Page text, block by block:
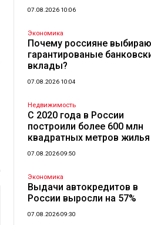
07.08.2026 10:06
Экономика
Почему россияне
гарантированые
вклады?
07.08.2026 10:04
Недвижимость
С 2020 года в России
построили более 600 млн
квадратных метров жилья
07.08.2026 09:50
Экономика
Выдачи автокредитов в
России выросли на 57%
07.08.2026 09:30